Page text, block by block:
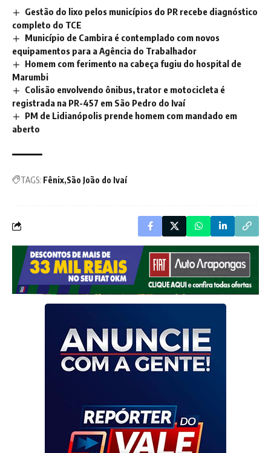
Gestão do lixo pelos municípios do PR recebe diagnóstico
completo do TCE
Município de Cambira é contemplado com novos
equipamentos para a Agência do Trabalhador
Homem com ferimento na cabeça fugiu do hospital de
Marumbi
Colisão envolvendo ônibus, trator e motocicleta é
registrada na PR-457 em São Pedro do Ivaí
PM de Lidianópolis prende homem com mandado em
aberto
TAGS: Fênix São João do Ivaí